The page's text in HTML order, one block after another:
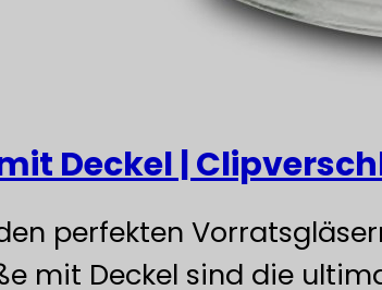
Deckel |
perfekten
mit Deckel sind die